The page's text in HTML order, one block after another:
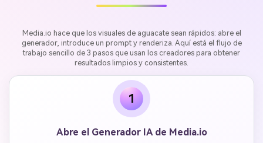
Media.io hace que los visuales de aguacate sean rápidos: abre el
generador, introduce un prompt y renderiza. Aquí está el flujo de
trabajo sencillo de 3 pasos que usan los creadores para obtener
resultados limpios y consistentes.
1
Abre el Generador IA de Media.io